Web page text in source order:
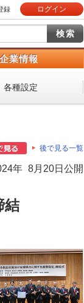
録 ログイン
業情報
各種設定
後で見る一覧
年 8月20日公開
結